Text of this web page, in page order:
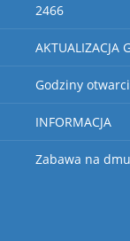
2466
AKTUALIZACJA
Godziny
INFORMACJA
Zabawa na